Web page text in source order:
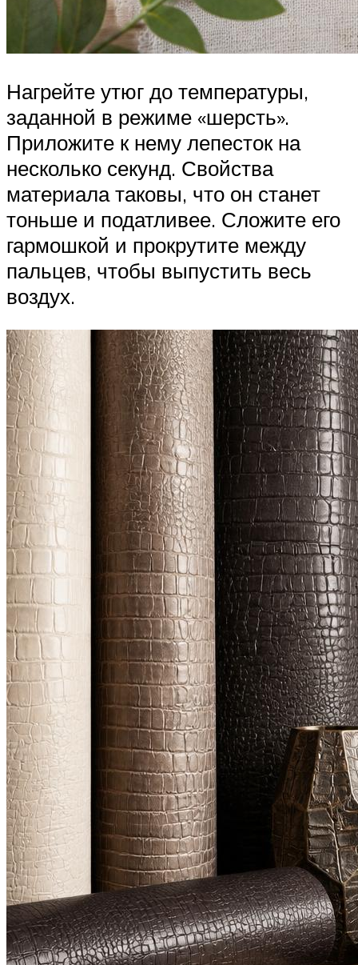
Нагрейте утюг до температуры,
заданной в режиме «шерсть».
Приложите к нему лепесток на
несколько секунд. Свойства
материала таковы, что он станет
тоньше и податливее. Сложите его
гармошкой и прокрутите между
пальцев, чтобы выпустить весь
воздух.